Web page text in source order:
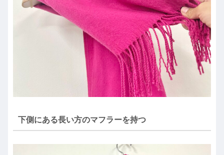
下側にある長い方のマフラーを持つ